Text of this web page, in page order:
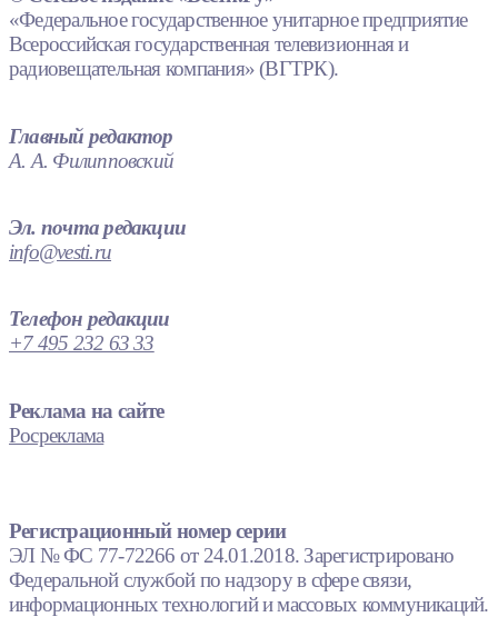
«Федеральное государственное унитарное предприятие
Всероссийская государственная телевизионная и
радиовещательная компания» (ВГТРК).
Главный редактор
А. А. Филипповский
Эл. почта редакции
info@vesti.ru
Телефон редакции
+7 495 232 63 33
Реклама на сайте
Росреклама
Регистрационный номер серии
ЭЛ № ФС 77-72266 от 24.01.2018. Зарегистрировано
Федеральной службой по надзору в сфере связи,
информационных технологий и массовых коммуникаций.